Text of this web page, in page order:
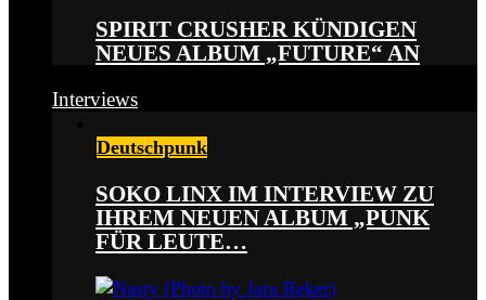
SPIRIT CRUSHER KÜNDIGEN
NEUES ALBUM „FUTURE“ AN
Interviews
Deutschpunk
SOKO LINX IM INTERVIEW ZU
IHREM NEUEN ALBUM „PUNK
FÜR LEUTE…